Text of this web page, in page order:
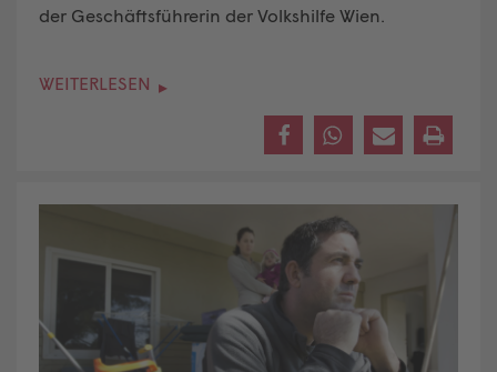
der Geschäftsführerin der Volkshilfe Wien.
WEITERLESEN